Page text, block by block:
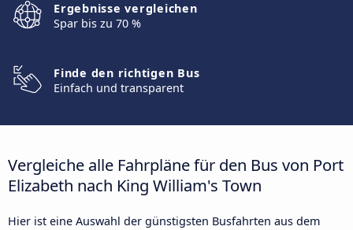
Ergebnisse vergleichen
Spar bis zu 70 %
Finde den richtigen Bus
Einfach und transparent
Vergleiche alle Fahrpläne für den Bus von Port
Elizabeth nach King William's Town
Hier ist eine Auswahl der günstigsten Busfahrten aus dem